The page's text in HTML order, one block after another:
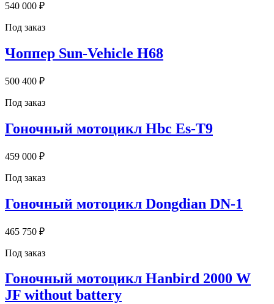
540 000 ₽
Под заказ
Чоппер Sun-Vehicle H68
500 400 ₽
Под заказ
Гоночный мотоцикл Hbc Es-T9
459 000 ₽
Под заказ
Гоночный мотоцикл Dongdian DN-1
465 750 ₽
Под заказ
Гоночный мотоцикл Hanbird 2000 W
JF without battery